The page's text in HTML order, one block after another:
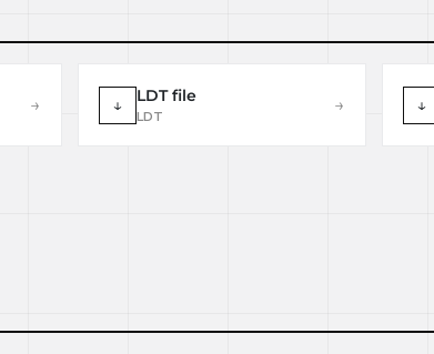
→ ↓ LDT file
LDT
→ ↓